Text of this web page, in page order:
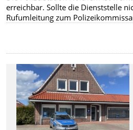
erreichbar. Sollte die Dienststelle
Rufumleitung zum